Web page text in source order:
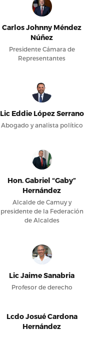
Carlos Johnny Méndez
Núñez
Presidente Cámara de
Representantes
Lic Eddie López Serrano
Abogado y analista político
Hon. Gabriel “Gaby”
Hernández
Alcalde de Camuy y
presidente de la Federación
de Alcaldes
Lic Jaime Sanabria
Profesor de derecho
Lcdo Josué Cardona
Hernández